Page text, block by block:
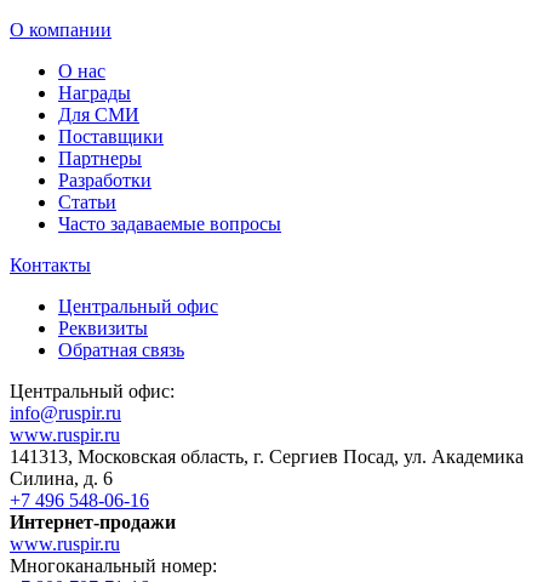
О компании
О нас
Награды
Для СМИ
Поставщики
Партнеры
Разработки
Статьи
Часто задаваемые вопросы
Контакты
Центральный офис
Реквизиты
Обратная связь
Центральный офис:
info@ruspir.ru
www.ruspir.ru
141313, Московская область, г. Сергиев Посад, ул. Академика
Силина, д. 6
+7 496 548-06-16
Интернет-продажи
www.ruspir.ru
Многоканальный номер: